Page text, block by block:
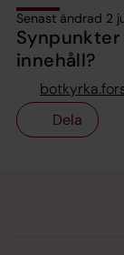
Senast ändrad 2
innehåll?
Dela